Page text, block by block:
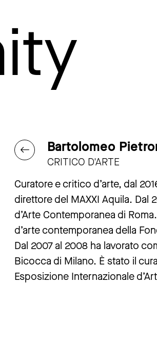
Bartolomeo
CRITICO D'ARTE
Curatore e critico d’arte, dal
direttore del MAXXI Aquila. Dal
d’Arte Contemporanea di
d’arte contemporanea della
Dal 2007 al 2008 ha lavorato
Bicocca di Milano. È stato il
Esposizione Internazionale